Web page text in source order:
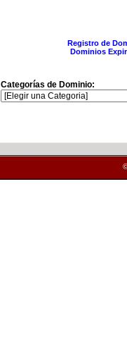
Registro de
Dominios
Categorías de Dominio: